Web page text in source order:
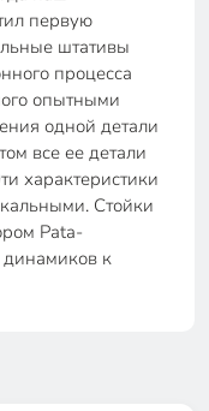
первую
штативы
процесса
опытными
одной детали
все ее детали
характеристики
Стойки
Pata-
к